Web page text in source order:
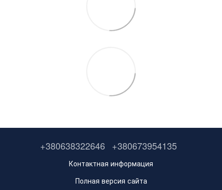
+380638322646 +380673954135
Контактная информация
Полная версия сайта